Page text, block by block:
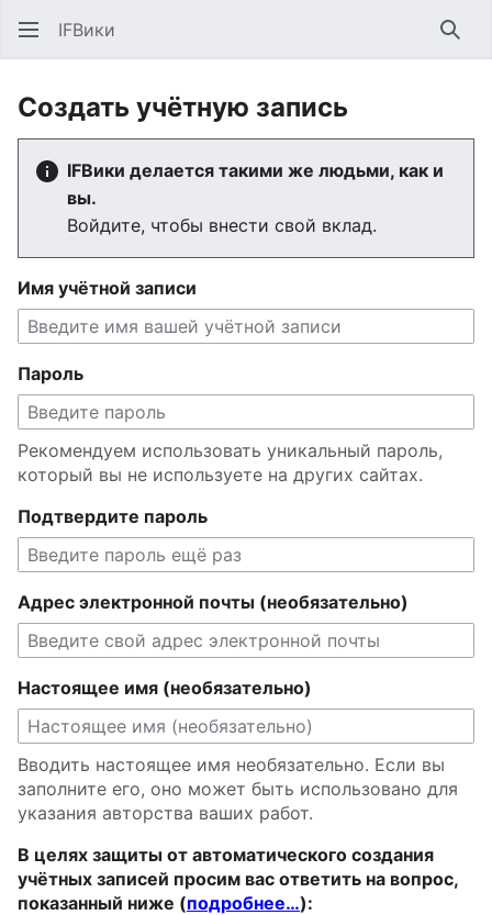
IFВики
Создать учётную запись
IFВики делается такими же людьми, как и
вы.
Войдите, чтобы внести свой вклад.
Имя учётной записи
Пароль
Рекомендуем использовать уникальный пароль,
который вы не используете на других сайтах.
Подтвердите пароль
Адрес электронной почты (необязательно)
Настоящее имя (необязательно)
Вводить настоящее имя необязательно. Если вы
заполните его, оно может быть использовано для
указания авторства ваших работ.
В целях защиты от автоматического создания
учётных записей просим вас ответить на вопрос,
показанный ниже (подробнее…):